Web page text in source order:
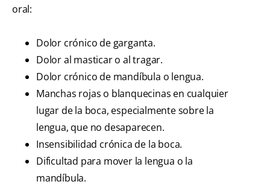
oral:
Dolor crónico de garganta.
Dolor al masticar o al tragar.
Dolor crónico de mandíbula o lengua.
Manchas rojas o blanquecinas en cualquier
lugar de la boca, especialmente sobre la
lengua, que no desaparecen.
Insensibilidad crónica de la boca.
Dificultad para mover la lengua o la
mandíbula.